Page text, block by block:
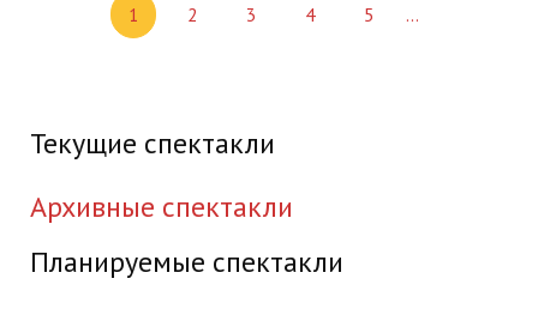
1 2 3 4 5 …
Текущие спектакли
Архивные спектакли
Планируемые спектакли